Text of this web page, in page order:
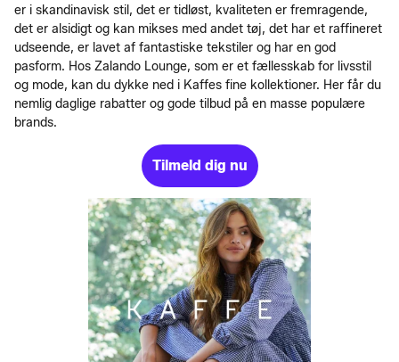
er i skandinavisk stil, det er tidløst, kvaliteten er fremragende,
det er alsidigt og kan mikses med andet tøj, det har et raffineret
udseende, er lavet af fantastiske tekstiler og har en god
pasform. Hos Zalando Lounge, som er et fællesskab for livsstil
og mode, kan du dykke ned i Kaffes fine kollektioner. Her får du
nemlig daglige rabatter og gode tilbud på en masse populære
brands.
Tilmeld dig nu